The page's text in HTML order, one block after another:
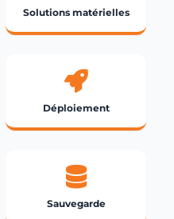
Solutions matérielles
Déploiement
Sauvegarde